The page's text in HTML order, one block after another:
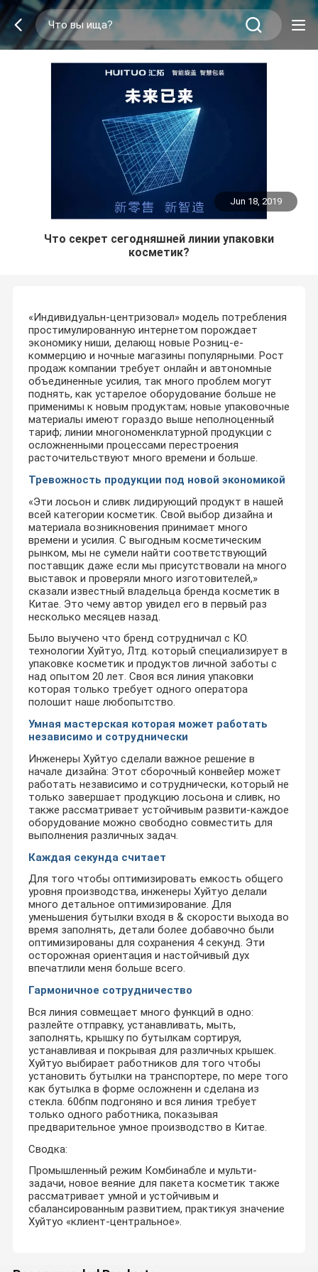
Jun 18, 2019
Что секрет сегодняшней линии упаковки
косметик?
«Индивидуальн-центризовал» модель потребления
простимулированную интернетом порождает
экономику ниши, делающ новые Розниц-е-
коммерцию и ночные магазины популярными. Рост
продаж компании требует онлайн и автономные
объединенные усилия, так много проблем могут
поднять, как устарелое оборудование больше не
применимы к новым продуктам; новые упаковочные
материалы имеют гораздо выше неполноценный
тариф; линии многономенклатурной продукции с
осложненными процессами перестроения
расточительствуют много времени и больше.
Тревожность продукции под новой экономикой
«Эти лосьон и сливк лидирующий продукт в нашей
всей категории косметик. Свой выбор дизайна и
материала возникновения принимает много
времени и усилия. С выгодным косметическим
рынком, мы не сумели найти соответствующий
поставщик даже если мы присутствовали на много
выставок и проверяли много изготовителей,»
сказали известный владельца бренда косметик в
Китае. Это чему автор увидел его в первый раз
несколько месяцев назад.
Было выучено что бренд сотрудничал с КО.
технологии Хуйтуо, Лтд. который специализирует в
упаковке косметик и продуктов личной заботы с
над опытом 20 лет. Своя вся линия упаковки
которая только требует одного оператора
полошит наше любопытство.
Умная мастерская которая может работать
независимо и сотруднически
Инженеры Хуйтуо сделали важное решение в
начале дизайна: Этот сборочный конвейер может
работать независимо и сотруднически, который не
только завершает продукцию лосьона и сливк, но
также рассматривает устойчивым развити-каждое
оборудование можно свободно совместить для
выполнения различных задач.
Каждая секунда считает
Для того чтобы оптимизировать емкость общего
уровня производства, инженеры Хуйтуо делали
много детальное оптимизирование. Для
уменьшения бутылки входя в & скорости выхода во
время заполнять, детали более добавочно были
оптимизированы для сохранения 4 секунд. Эти
осторожная ориентация и настойчивый дух
впечатлили меня больше всего.
Гармоничное сотрудничество
Вся линия совмещает много функций в одно:
разлейте отправку, устанавливать, мыть,
заполнять, крышку по бутылкам сортируя,
устанавливая и покрывая для различных крышек.
Хуйтуо выбирает работников для того чтобы
установить бутылки на транспортере, по мере того
как бутылка в форме осложненн и сделана из
стекла. 60бпм подгоняно и вся линия требует
только одного работника, показывая
предварительное умное производство в Китае.
Сводка:
Промышленный режим Комбинабле и мульти-
задачи, новое веяние для пакета косметик также
рассматривает умной и устойчивым и
сбалансированным развитием, практикуя значение
Хуйтуо «клиент-центральное».